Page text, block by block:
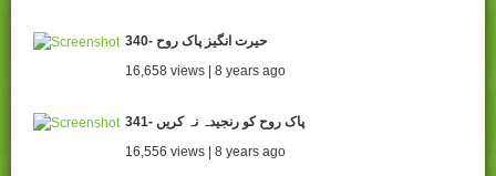
340- حیرت انگیز پاک روح
16,658 views | 8 years ago
341- پاک روح کو رنجیدہ نہ کریں
16,556 views | 8 years ago